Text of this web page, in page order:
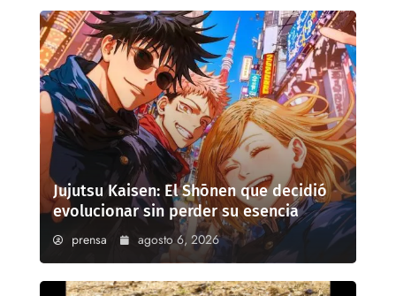
Jujutsu Kaisen: El Shōnen que decidió
evolucionar sin perder su esencia
prensa agosto 6, 2026